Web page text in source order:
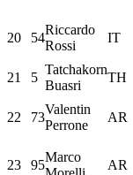
20 54
Riccardo
Rossi
IT
21 5
Tatchakorn
Buasri
TH
22 73
Valentin
Perrone
AR
23 95
Marco
AR